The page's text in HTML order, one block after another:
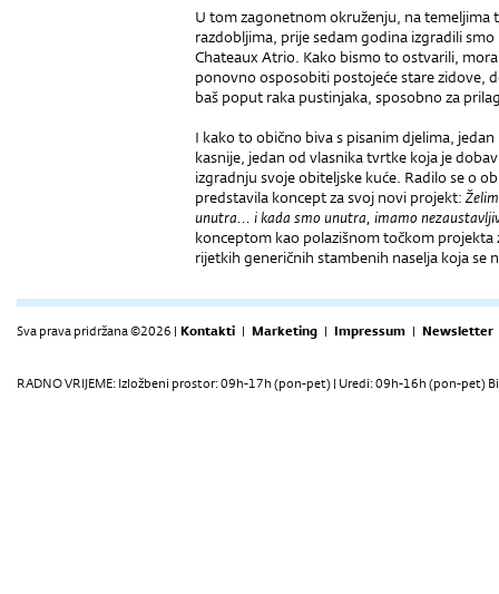
U tom zagonetnom okruženju, na temeljima
razdobljima, prije sedam godina izgradili
Chateaux Atrio. Kako bismo to ostvarili,
ponovno osposobiti postojeće stare zidove,
baš poput raka pustinjaka, sposobno za
I kako to obično biva s pisanim djelima,
kasnije, jedan od vlasnika tvrtke koja je
izgradnju svoje obiteljske kuće. Radilo se o
predstavila koncept za svoj novi projekt:
unutra... i kada smo unutra, imamo
konceptom kao polazišnom točkom
rijetkih generičnih stambenih naselja koja se
Sva prava pridržana ©2026 | Kontakti | Marketing | Impressum | Newsletter
RADNO VRIJEME: Izložbeni prostor: 09h-17h (pon-pet) | Uredi: 09h-16h (pon-pet)